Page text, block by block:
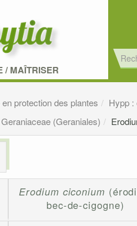
/MAÎTRISER
protection des plantes Hypp :
Geraniaceae (Geraniales)
Erodium ciconium
bec-de-cigogne)